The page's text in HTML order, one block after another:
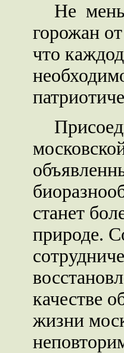
Не
горожан
что
станет
природе.
качестве
жизни